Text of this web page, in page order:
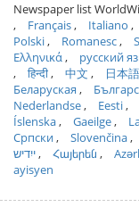
Newspaper list
Français
Italiano
Polski
Romanesc
Ελληνικά
русский
हिन्दी
中文 日本語
Беларуская
Nederlandse
Eesti
Íslenska
Gaeilge
Српски
Slovenčina
ייִדיש
Հայերեն
ayisyen